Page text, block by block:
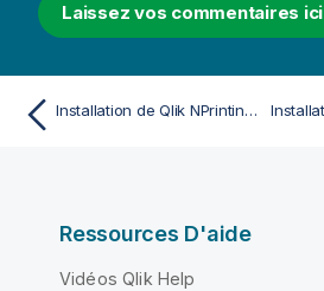
Laissez vos commentaires ici
Installation de Qlik NPrinting Server
Ressources D'aide
Vidéos Qlik Help